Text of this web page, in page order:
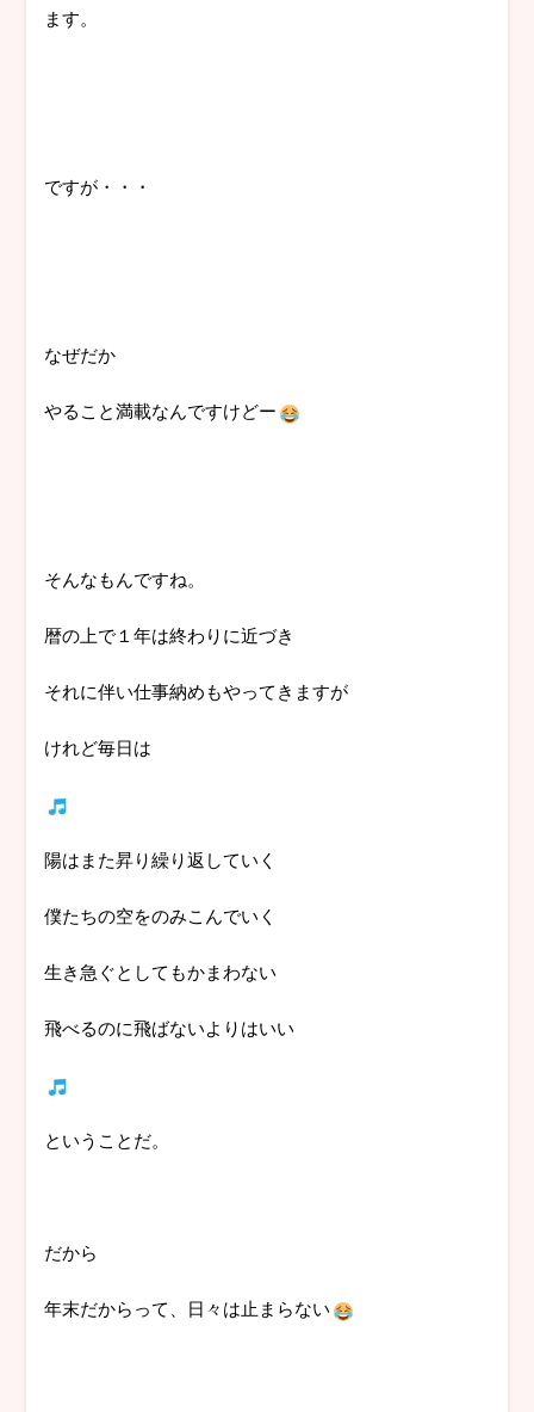
ます。
ですが・・・
なぜだか
やること満載なんですけどー
そんなもんですね。
暦の上で１年は終わりに近づき
それに伴い仕事納めもやってきますが
けれど毎日は
陽はまた昇り繰り返していく
僕たちの空をのみこんでいく
生き急ぐとしてもかまわない
飛べるのに飛ばないよりはいい
ということだ。
だから
年末だからって、日々は止まらない